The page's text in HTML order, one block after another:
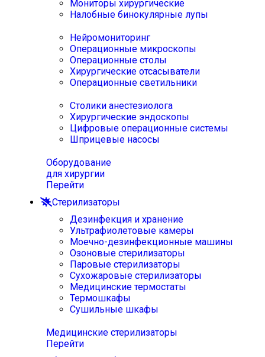
Мониторы хирургические
Налобные бинокулярные лупы
Нейромониторинг
Операционные микроскопы
Операционные столы
Хирургические отсасыватели
Операционные светильники
Столики анестезиолога
Хирургические эндоскопы
Цифровые операционные системы
Шприцевые насосы
Оборудование
для хирургии
Перейти
Стерилизаторы
Дезинфекция и хранение
Ультрафиолетовые камеры
Моечно-дезинфекционные машины
Озоновые стерилизаторы
Паровые стерилизаторы
Сухожаровые стерилизаторы
Медицинские термостаты
Термошкафы
Сушильные шкафы
Медицинские стерилизаторы
Перейти